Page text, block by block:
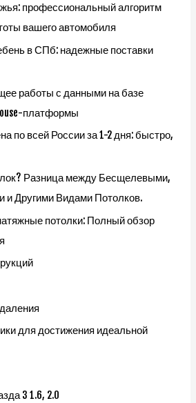
профессиональный алгоритм
вашего автомобиля
в СПб: надежные поставки
работы с данными на базе
платформы
по всей России за 1-2 дня: быстро,
Разница между Бесщелевыми,
Другими Видами Потолков.
потолки: Полный обзор
для достижения идеальной
3 1.6, 2.0